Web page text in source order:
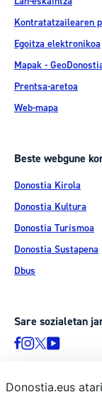
Kontratatzailearen
Egoitza elektronikoa
Mapak -
Prentsa-aretoa
Web-mapa
Beste webgune
Donostia Kirola
Donostia Kultura
Donostia Turismoa
Donostia Sustapena
Dbus
Sare sozialetan
Donostia.eus